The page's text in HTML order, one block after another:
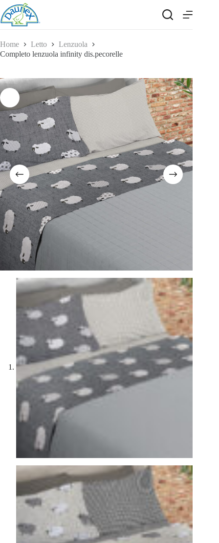
Salta
al
contenuto
Home Letto
Lenzuola
Completo lenzuola infinity dis.pecorelle